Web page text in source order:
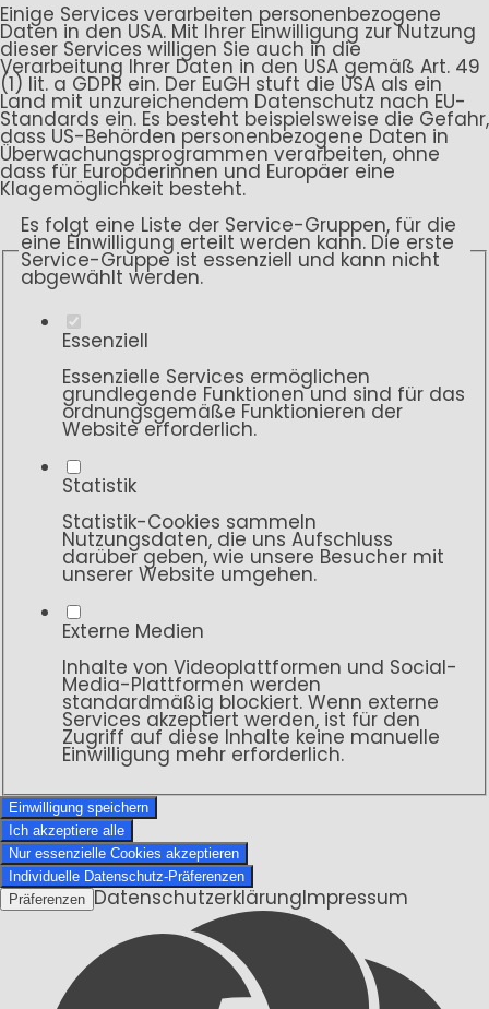
Einige Services verarbeiten personenbezogene
Daten in den USA. Mit Ihrer Einwilligung zur Nutzung
dieser Services willigen Sie auch in die
Verarbeitung Ihrer Daten in den USA gemäß Art. 49
(1) lit. a GDPR ein. Der EuGH stuft die USA als ein
Land mit unzureichendem Datenschutz nach EU-
Standards ein. Es besteht beispielsweise die Gefahr,
dass US-Behörden personenbezogene Daten in
Überwachungsprogrammen verarbeiten, ohne
dass für Europäerinnen und Europäer eine
Klagemöglichkeit besteht.
Es folgt eine Liste der Service-Gruppen, für die
eine Einwilligung erteilt werden kann. Die erste
Service-Gruppe ist essenziell und kann nicht
abgewählt werden.
Essenziell
Essenzielle Services ermöglichen
grundlegende Funktionen und sind für das
ordnungsgemäße Funktionieren der
Website erforderlich.
Statistik
Statistik-Cookies sammeln
Nutzungsdaten, die uns Aufschluss
darüber geben, wie unsere Besucher mit
unserer Website umgehen.
Externe Medien
Inhalte von Videoplattformen und Social-
Media-Plattformen werden
standardmäßig blockiert. Wenn externe
Services akzeptiert werden, ist für den
Zugriff auf diese Inhalte keine manuelle
Einwilligung mehr erforderlich.
Einwilligung speichern
Ich akzeptiere alle
Nur essenzielle Cookies akzeptieren
Individuelle Datenschutz-Präferenzen
Präferenzen DatenschutzerklärungImpressum